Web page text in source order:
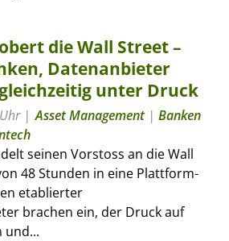
die Wall Street –
Datenanbieter
unter Druck
Asset Management| Banken
seinen Vorstoss an die Wall
48 Stunden in eine Plattform-
etablierter
brachen ein, der Druck auf
und...